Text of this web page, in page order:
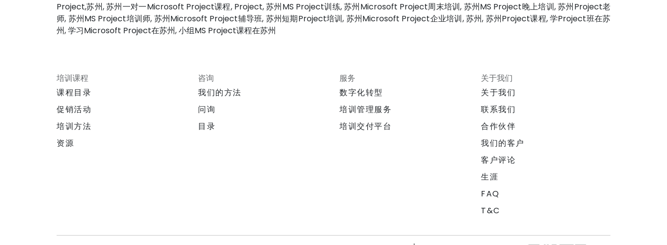
Project,苏州, 苏州一对一Microsoft Project课程, Project, 苏州MS Project训练, 苏州Microsoft Project周末培训, 苏州MS Project晚上培训, 苏州Project老
师, 苏州MS Project培训师, 苏州Microsoft Project辅导班, 苏州短期Project培训, 苏州Microsoft Project企业培训, 苏州, 苏州Project课程, 学Project班在苏
州, 学习Microsoft Project在苏州, 小组MS Project课程在苏州
培训课程
课程目录
促销活动
培训方法
资源
咨询
我们的方法
问询
目录
服务
数字化转型
培训管理服务
培训交付平台
关于我们
关于我们
联系我们
合作伙伴
我们的客户
客户评论
生涯
FAQ
T&C